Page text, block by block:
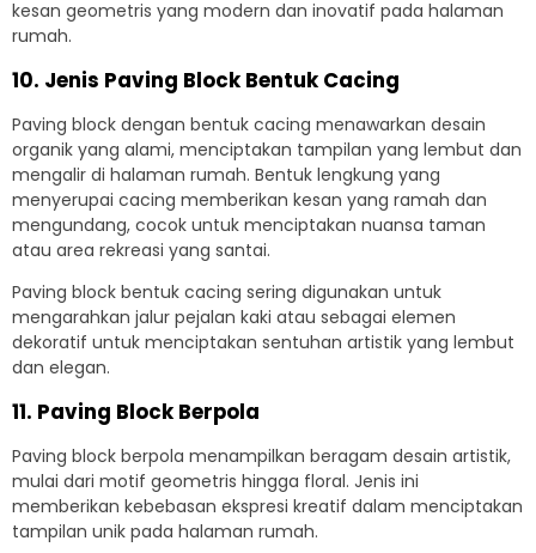
kesan geometris yang modern dan inovatif pada halaman
rumah.
10. Jenis Paving Block Bentuk Cacing
Paving block dengan bentuk cacing menawarkan desain
organik yang alami, menciptakan tampilan yang lembut dan
mengalir di halaman rumah. Bentuk lengkung yang
menyerupai cacing memberikan kesan yang ramah dan
mengundang, cocok untuk menciptakan nuansa taman
atau area rekreasi yang santai.
Paving block bentuk cacing sering digunakan untuk
mengarahkan jalur pejalan kaki atau sebagai elemen
dekoratif untuk menciptakan sentuhan artistik yang lembut
dan elegan.
11. Paving Block Berpola
Paving block berpola menampilkan beragam desain artistik,
mulai dari motif geometris hingga floral. Jenis ini
memberikan kebebasan ekspresi kreatif dalam menciptakan
tampilan unik pada halaman rumah.